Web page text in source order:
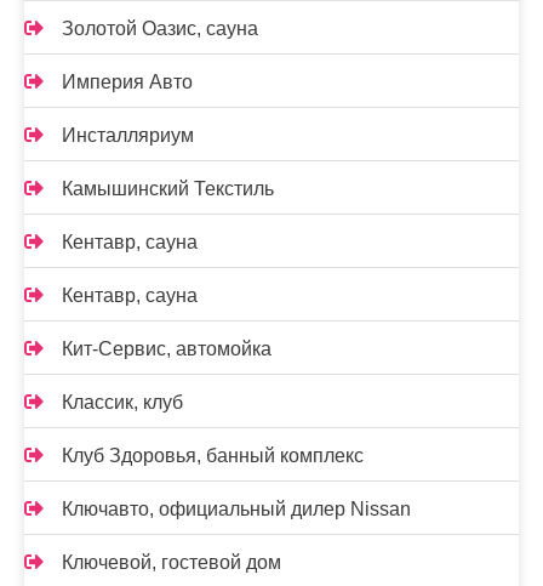
Золотой Оазис, сауна
Империя Авто
Инсталляриум
Камышинский Текстиль
Кентавр, сауна
Кентавр, сауна
Кит-Сервис, автомойка
Классик, клуб
Клуб Здоровья, банный комплекс
Ключавто, официальный дилер Nissan
Ключевой, гостевой дом